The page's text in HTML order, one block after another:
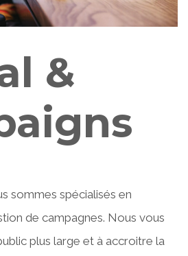
&
sommes spécialisés en
de campagnes. Nous vous
plus large et à accroitre la